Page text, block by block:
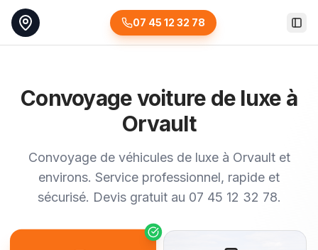
07 45 12 32 78
Convoyage voiture de luxe à
Orvault
Convoyage de véhicules de luxe à Orvault et
environs. Service professionnel, rapide et
sécurisé. Devis gratuit au 07 45 12 32 78.